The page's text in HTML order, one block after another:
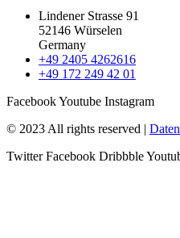
Lindener Strasse 91
52146 Würselen
Germany
+49 2405 4262616
+49 172 249 42 01
FacebookYoutube Instagram
© 2023 All rights reserved |
Twitter Facebook Dribbble